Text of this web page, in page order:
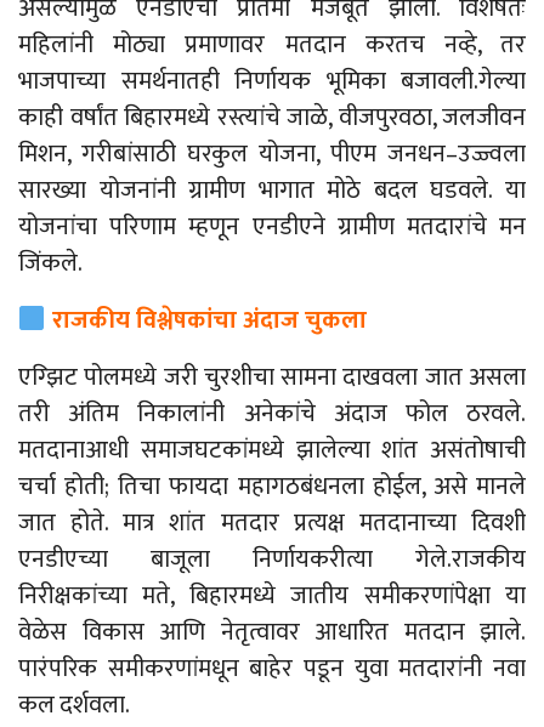
महिलांनी मोठ्या प्रमाणावर मतदान करतच नव्हे, तर
भाजपाच्या समर्थनातही निर्णायक भूमिका बजावली.गेल्या
काही वर्षांत बिहारमध्ये रस्त्यांचे जाळे, वीजपुरवठा, जलजीवन
मिशन, गरीबांसाठी घरकुल योजना, पीएम जनधन–उज्ज्वला
सारख्या योजनांनी ग्रामीण भागात मोठे बदल घडवले. या
योजनांचा परिणाम म्हणून एनडीएने ग्रामीण मतदारांचे मन
जिंकले.
राजकीय विश्लेषकांचा अंदाज चुकला
एग्झिट पोलमध्ये जरी चुरशीचा सामना दाखवला जात असला
तरी अंतिम निकालांनी अनेकांचे अंदाज फोल ठरवले.
मतदानाआधी समाजघटकांमध्ये झालेल्या शांत असंतोषाची
चर्चा होती; तिचा फायदा महागठबंधनला होईल, असे मानले
जात होते. मात्र शांत मतदार प्रत्यक्ष मतदानाच्या दिवशी
एनडीएच्या बाजूला निर्णायकरीत्या गेले.राजकीय
निरीक्षकांच्या मते, बिहारमध्ये जातीय समीकरणांपेक्षा या
वेळेस विकास आणि नेतृत्वावर आधारित मतदान झाले.
पारंपरिक समीकरणांमधून बाहेर पडून युवा मतदारांनी नवा
कल दर्शवला.